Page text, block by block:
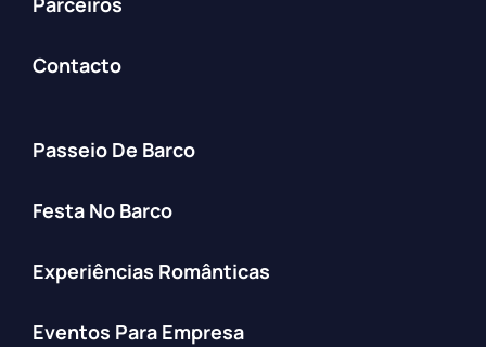
Contacto
Passeio De Barco
Festa No Barco
Experiências Românticas
Eventos Para Empresa